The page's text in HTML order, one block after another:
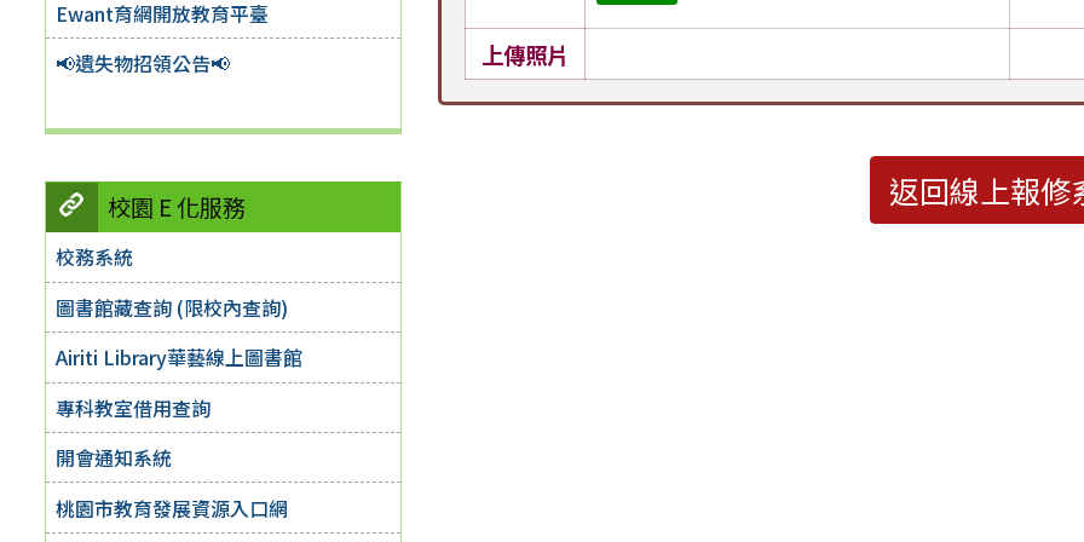
Ewant育網開放教育平臺
📢遺失物招領公告📢
校園 E 化服務
校務系統
圖書館藏查詢 (限校內查詢)
Airiti Library華藝線上圖書館
專科教室借用查詢
開會通知系統
桃園市教育發展資源入口網
上傳照片
返回線上報修